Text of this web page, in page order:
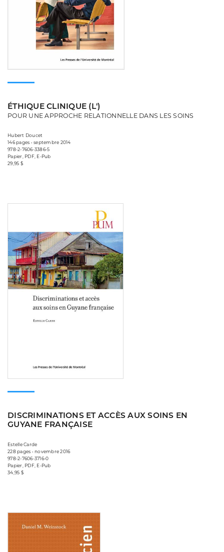
ÉTHIQUE CLINIQUE (L')
POUR UNE APPROCHE RELATIONNELLE DANS LES SOINS
Hubert Doucet
146 pages • septembre 2014
978-2-7606-3386-5
Papier, PDF, E-Pub
29,95 $
DISCRIMINATIONS ET ACCÈS AUX SOINS EN
GUYANE FRANÇAISE
Estelle Carde
228 pages • novembre 2016
978-2-7606-3716-0
Papier, PDF, E-Pub
34,95 $